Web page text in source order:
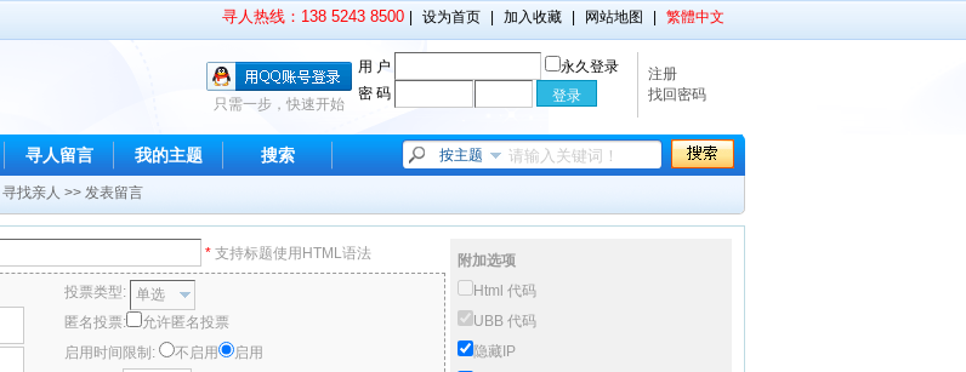
寻人热线：138 5243 8500 设为首页 加入收藏 网站地图 繁體中文
只需一步，快速开始
注册
找回密码
用 户
永久登录
密 码
寻人留言 我的主题 搜索 按主题
寻找亲人 >> 发表留言
* 支持标题使用HTML语法
投票类型:
匿名投票:
允许匿名投票
启用时间限制:
不启用 启用
附加选项
Html 代码
UBB 代码
隐藏IP
单选